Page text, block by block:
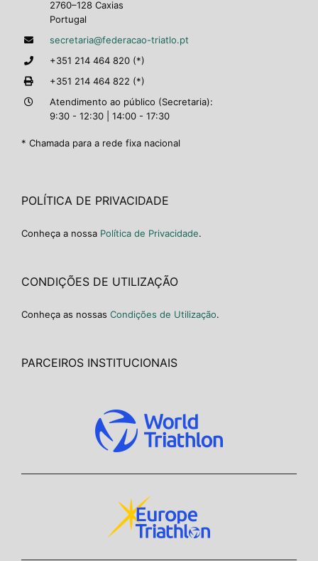
2760–128 Caxias
Portugal
secretaria@federacao-triatlo.pt
+351 214 464 820 (*)
+351 214 464 822 (*)
Atendimento ao público (Secretaria):
9:30 - 12:30 | 14:00 - 17:30
* Chamada para a rede fixa nacional
POLÍTICA DE PRIVACIDADE
Conheça a nossa Política de Privacidade.
CONDIÇÕES DE UTILIZAÇÃO
Conheça as nossas Condições de Utilização.
PARCEIROS INSTITUCIONAIS